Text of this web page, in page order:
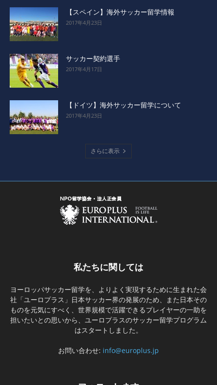
【スペイン】海外サッカー留学情報
2017年4月23日
サッカー契約選手
2017年4月17日
【ドイツ】海外サッカー留学について
2017年4月23日
さらに表示
私たちに関しては
ヨーロッパサッカー留学を、よりよく実現するために生まれた会
社「ユーロプラス」日本サッカー界の発展のため、また日本その
ものを元気にすべく、世界規模で活躍できるプレイヤーの一助を
担いたいとの思いから、ユーロプラスのサッカー留学プログラム
はスタートしました。
お問い合わせ: info@europlus.jp